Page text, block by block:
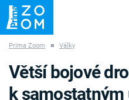
ZÁHADY VETŘELCI
Prima Zoom ■ Války
Větší bojové
k